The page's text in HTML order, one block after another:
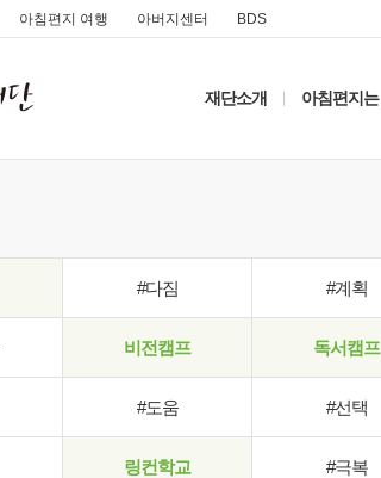
아침편지 여행 아버지센터 BDS
재단소개 아침편지는
#다짐 #계획
비전캠프 독서캠프
#도움 #선택
링컨학교 #극복